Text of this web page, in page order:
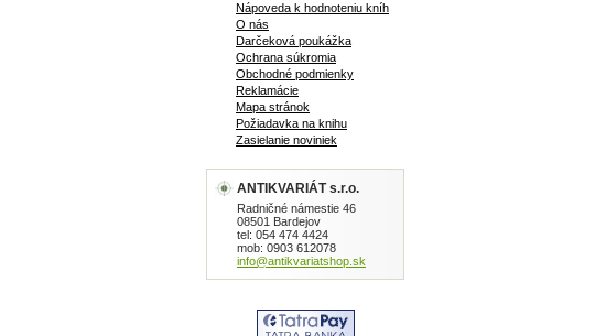
Nápoveda k hodnoteniu kníh
O nás
Darčeková poukážka
Ochrana súkromia
Obchodné podmienky
Reklamácie
Mapa stránok
Požiadavka na knihu
Zasielanie noviniek
ANTIKVARIÁT s.r.o.
Radničné námestie 46
08501 Bardejov
tel: 054 474 4424
mob: 0903 612078
info@antikvariatshop.sk